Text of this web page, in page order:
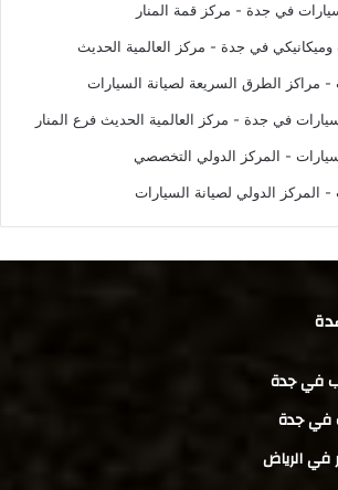
في جدة - مركز قمة المنار
في جدة - مركز العالمية الحديث
- مراكز الطرق السريعة لصيانة السيارات
في جدة - مركز العالمية الحديث فرع المنار
- المركز الدولي التخصصي
- المركز الدولي لصيانة السيارات
في جدة
في جدة
في الرياض